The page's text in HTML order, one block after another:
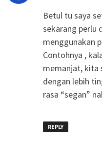
Betul tu saya
sekarang perlu
menggunakan
Contohnya ,
memanjat, kita
dengan lebih
rasa “segan”
REPLY